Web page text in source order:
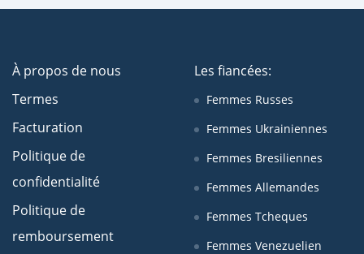
À propos de nous
Termes
Facturation
Politique de
confidentialité
Politique de
remboursement
Les fiancées:
Femmes Russes
Femmes Ukrainiennes
Femmes Bresiliennes
Femmes Allemandes
Femmes Tcheques
Femmes Venezuelien